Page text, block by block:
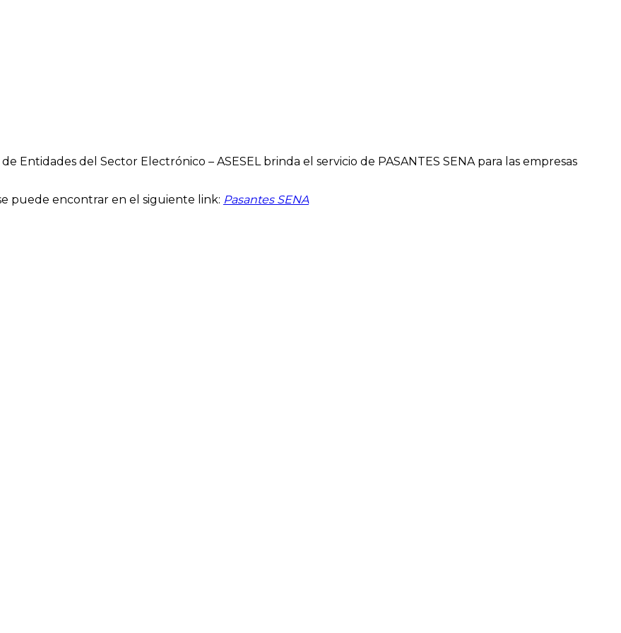
Entidades del Sector Electrónico – ASESEL brinda el servicio de PASANTES SENA para las empresas
puede encontrar en el siguiente link: Pasantes SENA